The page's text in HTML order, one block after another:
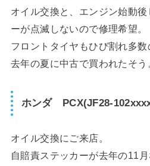
オイル交換と、エンジン始動
ーが点滅しないので修理希望。
フロントタイヤもひび割れ多数
去年の夏に中古で買われたそう
ホンダ PCX(JF28-
オイル交換にご来店。
自賠責ステッカーが去年の11